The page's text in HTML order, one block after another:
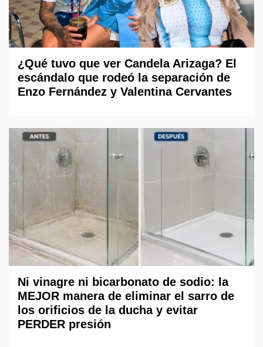
¿Qué tuvo que ver Candela Arizaga? El
escándalo que rodeó la separación de
Enzo Fernández y Valentina Cervantes
Ni vinagre ni bicarbonato de sodio: la
MEJOR manera de eliminar el sarro de
los orificios de la ducha y evitar
PERDER presión